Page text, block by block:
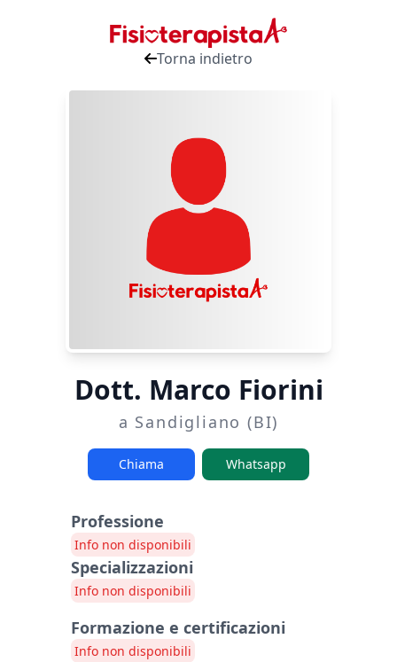
Torna indietro
Dott. Marco Fiorini
a Sandigliano (BI)
Chiama Whatsapp
Professione
Info non disponibili
Specializzazioni
Info non disponibili
Formazione e certificazioni
Info non disponibili